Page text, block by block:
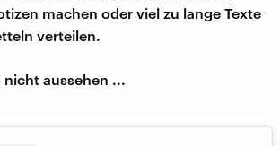
machen oder viel zu lange Texte
verteilen.
nicht aussehen ...